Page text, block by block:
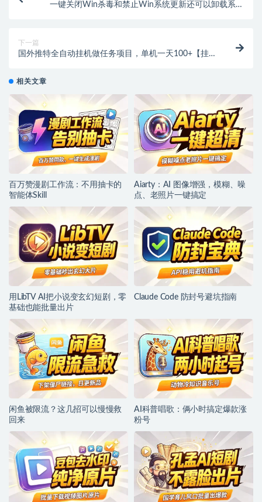
一键关闭Win杀毒和禁止Win系统更新还可以卸载系统
下一篇
国外推特全自动挂机做任务项目，单机一天100+【挂机
相关文章
百万赞漫剧工作流：不用抽卡的
智能体Skill
Aiarty：AI 图像增强，模糊、噪
点、老照片一键搞定
用LibTV AI把小说变玄幻短剧，零
基础也能批量出片
Claude Code 防封号避坑指南
闲鱼被限流？这几招可以慢慢救
回来
AI科普唱歌：俩小时搞定爆款涨
粉号